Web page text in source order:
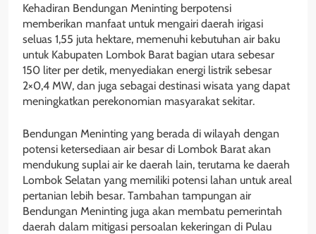
Kehadiran Bendungan Meninting berpotensi
memberikan manfaat untuk mengairi daerah irigasi
seluas 1,55 juta hektare, memenuhi kebutuhan air baku
untuk Kabupaten Lombok Barat bagian utara sebesar
150 liter per detik, menyediakan energi listrik sebesar
2×0,4 MW, dan juga sebagai destinasi wisata yang dapat
meningkatkan perekonomian masyarakat sekitar.
Bendungan Meninting yang berada di wilayah dengan
potensi ketersediaan air besar di Lombok Barat akan
mendukung suplai air ke daerah lain, terutama ke daerah
Lombok Selatan yang memiliki potensi lahan untuk areal
pertanian lebih besar. Tambahan tampungan air
Bendungan Meninting juga akan membatu pemerintah
daerah dalam mitigasi persoalan kekeringan di Pulau